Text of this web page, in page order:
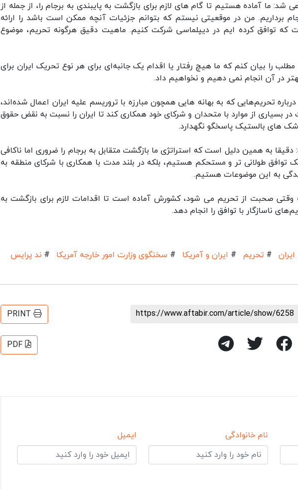
شد: ما آماده هستیم تا گام های لازم برای بازگشت به پایبندی به برجام را، از جمله از
برداریم. من در موقعیتی نیستم که بتوانم جزئیات آنچه ممکن است باشد را ارائه
که توافق کرده ایم در دیپلماسی شرکت کنیم. ماهیت دقیق هرگونه تحریم، موضوع
مطلب را بیان کنم که ما هیچ رفتار یا اقدام یک جانبه‌ای برای هر نوع تحریک ایران برای
در آن انجام نمی دهیم و نخواهیم داد.
تحریم‌هایی که به بهانه هایی همچون مبارزه با تروریسم علیه ایران اعمال شده‌اند،
بسیاری از موارد با متحدان و شرکای خود همکاری کند تا ایران را نسبت به نقض حقوق
های بالستیک پاسخگو نگهدارد.
به همین دلیل است که استراتژی ما بازگشت متقابل به برجام را ضروری اما ناکافی
یک توافق طولانی تر و مستحکم هستیم، بلکه در بلند مدت با همکاری با شرکای منطقه به
به این موضوعات هستیم.
وقتی صحبت از تحریم می شود، کشورش آماده است تا اقدامات لازم برای بازگشت به
ناسازگار با توافق را انجام دهد.
# تحریم # ایران و آمریکا # سخنگوی وزارت امور خارجه آمریکا # ند پرایس
https://www.aftabir.com/article/show/6258
PRINT
PDF
نام خانوادگی ایمیل